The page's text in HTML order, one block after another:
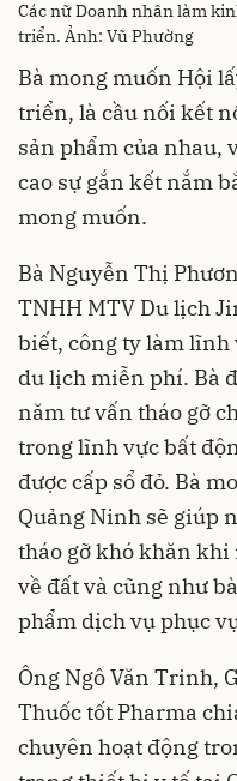
Các nữ Doanh nhân làm
triển. Ảnh: Vũ Phường
Bà mong muốn Hội
triển, là cầu nối kết
sản phẩm của nhau,
cao sự gắn kết nắm
mong muốn.
Bà Nguyễn Thị
TNHH MTV Du lịch
biết, công ty làm lĩnh
du lịch miễn phí. Bà
năm tư vấn tháo gỡ
trong lĩnh vực bất
được cấp sổ đỏ. Bà
Quảng Ninh sẽ giúp
tháo gỡ khó khăn
về đất và cũng như
phẩm dịch vụ phục
Ông Ngô Văn Trinh,
Thuốc tốt Pharma
chuyên hoạt động